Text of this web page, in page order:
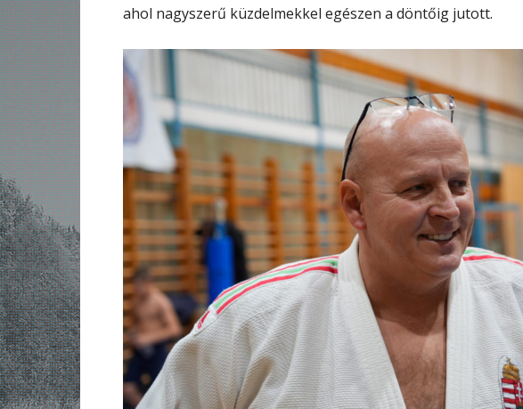
ahol nagyszerű küzdelmekkel egészen a döntőig jutott.